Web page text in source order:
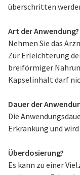
überschritten
Art der Anwendung?
Nehmen Sie das
Zur Erleichterung
breiförmiger
Kapselinhalt darf
Dauer der
Die
Erkrankung und
Überdosierung?
Es kann zu einer